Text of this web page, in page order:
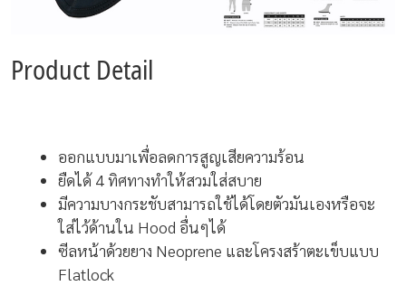
Product Detail
ออกแบบมาเพื่อลดการสูญเสียความร้อน
ยืดได้ 4 ทิศทางทำให้สวมใส่สบาย
มีความบางกระชับสามารถใช้ได้โดยตัวมันเองหรือจะ
ใส่ไว้ด้านใน Hood อื่นๆได้
ซีลหน้าด้วยยาง Neoprene และโครงสร้าตะเข็บแบบ
Flatlock